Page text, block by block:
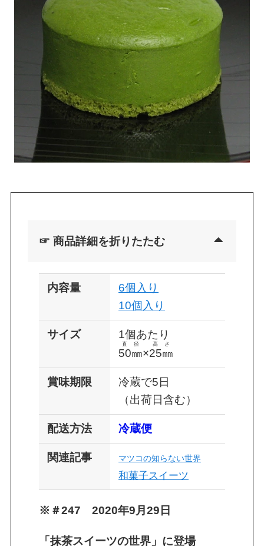
☞ 商品詳細を折りたたむ
内容量
6個入り
10個入り
サイズ
1個あたり
50㎜
直径
×25㎜
高さ
賞味期限
冷蔵で5日
（出荷日含む）
配送方法 冷蔵便
関連記事 マツコの知らない世界
和菓子スイーツ
※＃247 2020年9月29日
「抹茶スイーツの世界」に登場